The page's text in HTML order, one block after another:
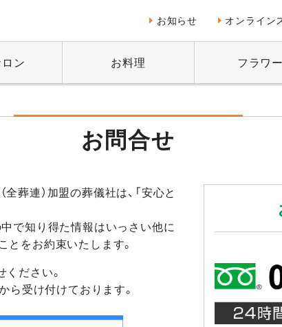
お知らせ オンライン
ン お料理 フラワ
お問合せ
葬連）加盟の葬儀社は、「安心と
で知り得た情報はいっさい他に
をお約束いたします。
ださい。
ら受け付けております。